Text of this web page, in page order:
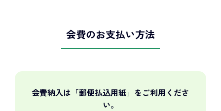
会費のお支払い方法
会費納入は「郵便払込用紙」をご利用くださ
い。